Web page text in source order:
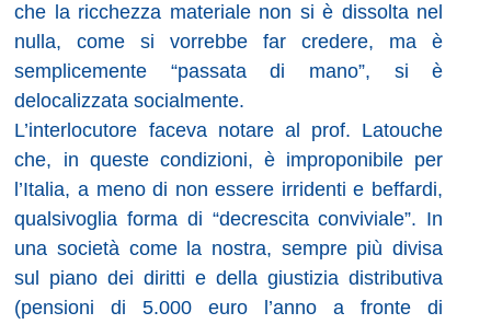
che la ricchezza materiale non si è dissolta nel
nulla, come si vorrebbe far credere, ma è
semplicemente “passata di mano”, si è
delocalizzata socialmente.
L’interlocutore faceva notare al prof. Latouche
che, in queste condizioni, è improponibile per
l’Italia, a meno di non essere irridenti e beffardi,
qualsivoglia forma di “decrescita conviviale”. In
una società come la nostra, sempre più divisa
sul piano dei diritti e della giustizia distributiva
(pensioni di 5.000 euro l’anno a fronte di